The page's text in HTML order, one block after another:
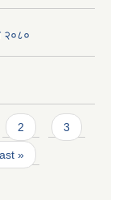
२०८०
2 3
»